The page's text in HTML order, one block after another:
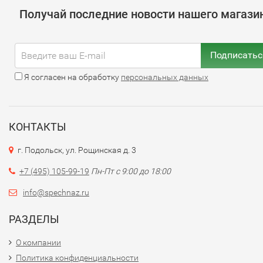
Получай последние новости нашего
Я согласен на обработку персональных данных
КОНТАКТЫ
г. Подольск, ул. Рощинская д. 3
+7 (495) 105-99-19 Пн-Пт с 9:00 до 18:00
info@spechnaz.ru
РАЗДЕЛЫ
О компании
Политика конфиденциальности